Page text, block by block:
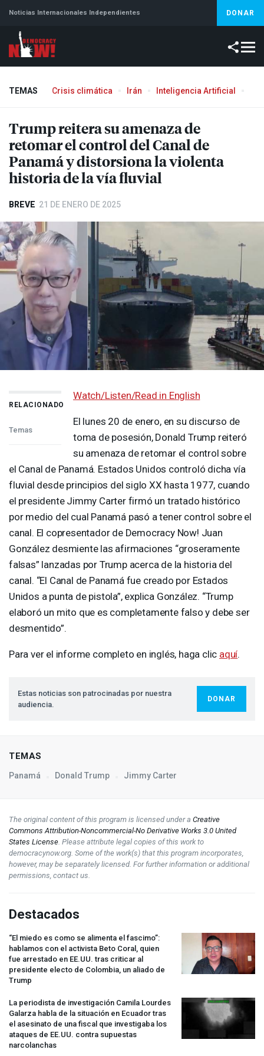
Noticias Internacionales Independientes DONAR
TEMAS Crisis climática Irán Inteligencia Artificial
Trump reitera su amenaza de
retomar el control del Canal de
Panamá y distorsiona la violenta
historia de la vía fluvial
BREVE 21 DE ENERO DE 2025
RELACIONADO
Temas
Watch/Listen/Read in English
El lunes 20 de enero, en su discurso de
toma de posesión, Donald Trump reiteró
su amenaza de retomar el control sobre
el Canal de Panamá. Estados Unidos controló dicha vía
fluvial desde principios del siglo XX hasta 1977, cuando
el presidente Jimmy Carter firmó un tratado histórico
por medio del cual Panamá pasó a tener control sobre el
canal. El copresentador de Democracy Now! Juan
González desmiente las afirmaciones “groseramente
falsas” lanzadas por Trump acerca de la historia del
canal. “El Canal de Panamá fue creado por Estados
Unidos a punta de pistola”, explica González. “Trump
elaboró un mito que es completamente falso y debe ser
desmentido”.
Para ver el informe completo en inglés, haga clic aquí.
Estas noticias son patrocinadas por nuestra
audiencia.
DONAR
TEMAS
Panamá Donald Trump Jimmy Carter
The original content of this program is licensed under a Creative
Commons Attribution-Noncommercial-No Derivative Works 3.0 United
States License . Please attribute legal copies of this work to
democracynow.org. Some of the work(s) that this program incorporates,
however, may be separately licensed. For further information or additional
permissions, contact us.
Destacados
“El miedo es como se alimenta el fascimo”:
hablamos con el activista Beto Coral, quien
fue arrestado en EE.UU. tras criticar al
presidente electo de Colombia, un aliado de
Trump
La periodista de investigación Camila Lourdes
Galarza habla de la situación en Ecuador tras
el asesinato de una fiscal que investigaba los
ataques de EE.UU. contra supuestas
narcolanchas